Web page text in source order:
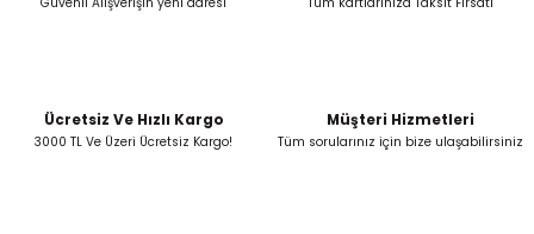
Gönder
Ücretsiz Ve Hızlı Kargo
3000 TL Ve Üzeri Ücretsiz Kargo!
Müşteri Hizmetleri
Tüm sorularınız için bize ulaşabilirsiniz